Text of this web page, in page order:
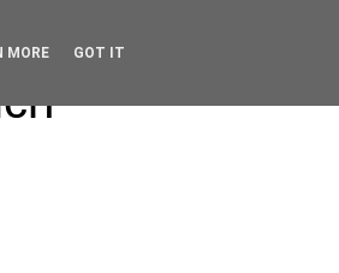
MORE GOT IT